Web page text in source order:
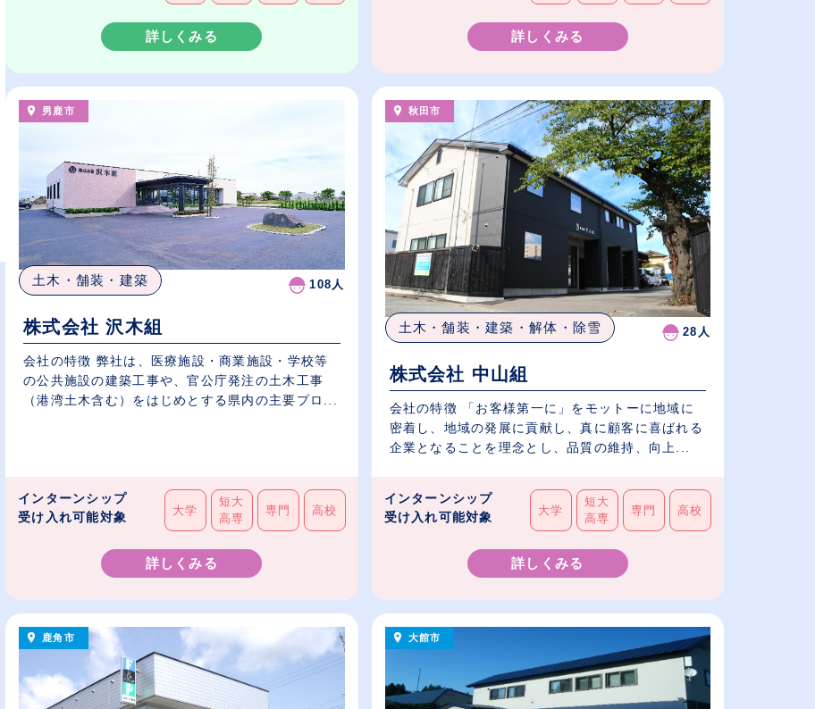
詳しくみる 詳しくみる
男鹿市
土木・舗装・建築 108人
株式会社 沢木組
会社の特徴 弊社は、医療施設・商業施設・学校等
の公共施設の建築工事や、官公庁発注の土木工事
（港湾土木含む）をはじめとする県内の主要プロ...
インターンシップ
受け入れ可能対象
大学
短大
高専
専門 高校
詳しくみる
秋田市
土木・舗装・建築・解体・除雪 28人
株式会社 中山組
会社の特徴 「お客様第一に」をモットーに地域に
密着し、地域の発展に貢献し、真に顧客に喜ばれる
企業となることを理念とし、品質の維持、向上...
インターンシップ
受け入れ可能対象
大学
短大
高専
専門 高校
詳しくみる
鹿角市 大館市